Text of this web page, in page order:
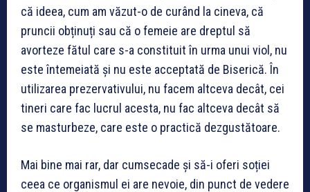
că ideea, cum am văzut-o de curând la cineva, că
pruncii obținuți sau că o femeie are dreptul să
avorteze fătul care s-a constituit în urma unui viol, nu
este întemeiată și nu este acceptată de Biserică. În
utilizarea prezervativului, nu facem altceva decât, cei
tineri care fac lucrul acesta, nu fac altceva decât să
se masturbeze, care este o practică dezgustătoare.
Mai bine mai rar, dar cumsecade și să-i oferi soției
ceea ce organismul ei are nevoie, din punct de vedere